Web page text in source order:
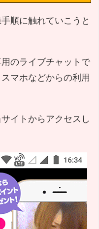
順に触れていこうと
のライブチャットで
マホなどからの利用
イトからアクセスし